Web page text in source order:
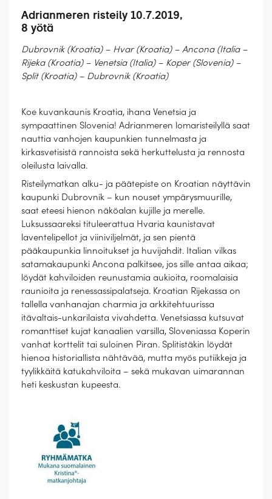
Adrianmeren risteily 10.7.2019,
8 yötä
Dubrovnik (Kroatia) – Hvar (Kroatia) – Ancona (Italia –
Rijeka (Kroatia) – Venetsia (Italia) – Koper (Slovenia) –
Split (Kroatia) – Dubrovnik (Kroatia)
Koe kuvankaunis Kroatia, ihana Venetsia ja
sympaattinen Slovenia! Adrianmeren lomaristeilyllä saat
nauttia vanhojen kaupunkien tunnelmasta ja
kirkasvetisistä rannoista sekä herkuttelusta ja rennosta
oleilusta laivalla.
Risteilymatkan alku- ja päätepiste on Kroatian näyttävin
kaupunki Dubrovnik – kun nouset ympärysmuurille,
saat eteesi hienon näköalan kujille ja merelle.
Luksussaareksi tituleerattua Hvaria kaunistavat
laventelipellot ja viiniviljelmät, ja sen pientä
pääkaupunkia linnoitukset ja huvijahdit. Italian vilkas
satamakaupunki Ancona palkitsee, jos sille antaa aikaa;
löydät kahviloiden reunustamia aukioita, roomalaisia
raunioita ja renessassipalatseja. Kroatian Rijekassa on
tallella vanhanajan charmia ja arkkitehtuurissa
itävaltais-unkarilaista vivahdetta. Venetsiassa kutsuvat
romanttiset kujat kanaalien varsilla, Sloveniassa Koperin
vanhat korttelit tai suloinen Piran. Splitistäkin löydät
hienoa historiallista nähtävää, mutta myös putiikkeja ja
tyylikkäitä katukahviloita – sekä mukavan uimarannan
heti keskustan kupeesta.